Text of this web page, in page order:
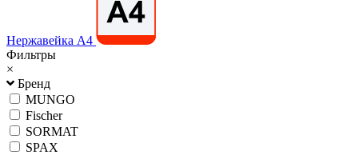
Нержавейка А4
Фильтры
×
Бренд
MUNGO
Fischer
SORMAT
SPAX